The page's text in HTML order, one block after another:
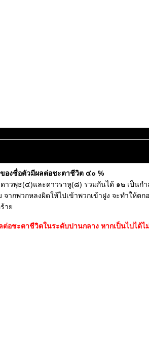
องชื่อตัวมีผลต่อชะตาชีวิต ๔๐ %
าวพุธ(๔)และดาวราหู(๘) รวมกันได้ ๑๒ เป็นกำ
จากพวกหลงผิดให้ไปเข้าพวกเข้าฝูง จะทำให้
าย
อชะตาชีวิตในระดับปานกลาง หากเป็นไปได้ไ